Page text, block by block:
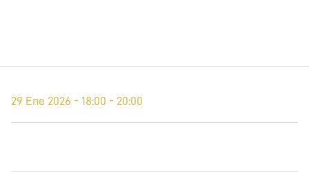
29 Ene 2026 - 18:00 - 20:00